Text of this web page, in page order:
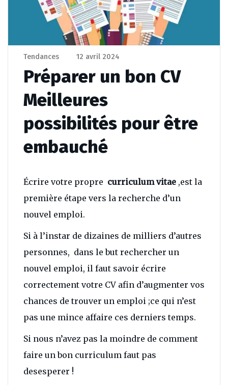
Tendances 12 avril 2024
Préparer un bon CV
Meilleures
possibilités pour être
embauché
Écrire votre propre curriculum vitae ,est la
première étape vers la recherche d’un
nouvel emploi.
Si à l’instar de dizaines de milliers d’autres
personnes, dans le but rechercher un
nouvel emploi, il faut savoir écrire
correctement votre CV afin d’augmenter vos
chances de trouver un emploi ;ce qui n’est
pas une mince affaire ces derniers temps.
Si nous n’avez pas la moindre de comment
faire un bon curriculum faut pas
desesperer !